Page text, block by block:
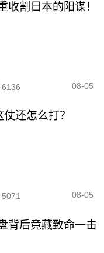
收割日本的阳谋！
6136 08-05
还怎么打？
5071 08-05
背后竟藏致命一击